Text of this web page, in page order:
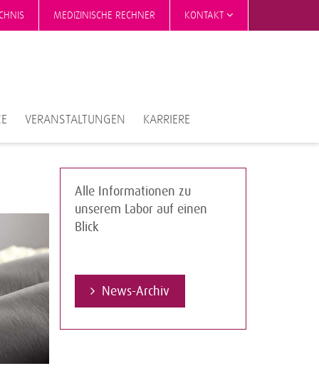
MEDIZINISCHE RECHNER KONTAKT
VERANSTALTUNGEN KARRIERE
Alle Informationen zu
unserem Labor auf einen
Blick
News-Archiv